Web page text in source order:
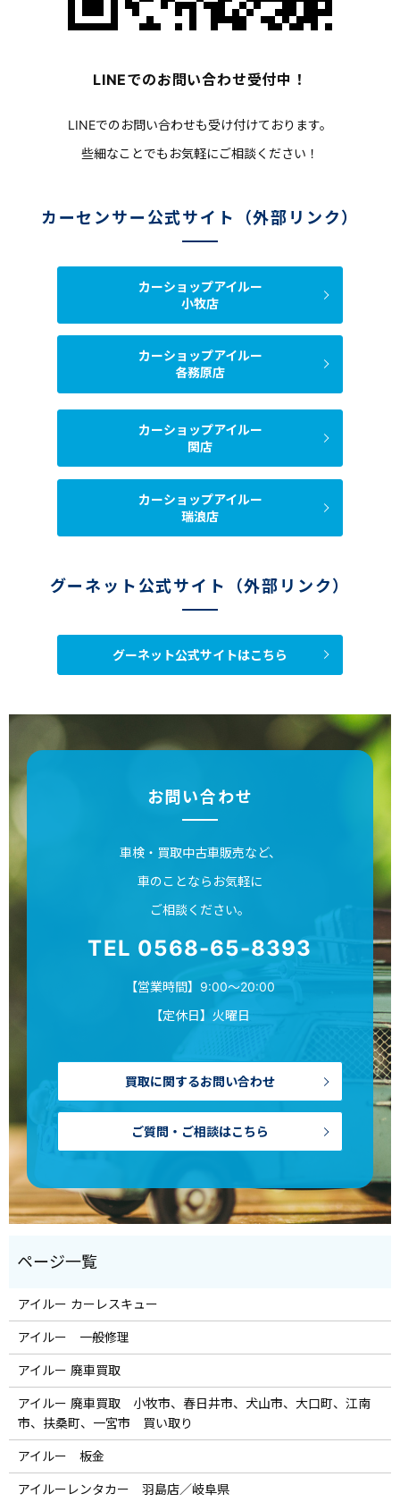
LINEでのお問い合わせ受付中！
LINEでのお問い合わせも受け付けております。
些細なことでもお気軽にご相談ください！
カーセンサー公式サイト（外部リンク）
カーショップアイルー
小牧店
カーショップアイルー
各務原店
カーショップアイルー
関店
カーショップアイルー
瑞浪店
グーネット公式サイト（外部リンク）
グーネット公式サイトはこちら
お問い合わせ
車検・買取中古車販売など、
車のことならお気軽に
ご相談ください。
TEL 0568-65-8393
【営業時間】9:00～20:00
【定休日】火曜日
買取に関するお問い合わせ
ご質問・ご相談はこちら
アイルー カーレスキュー
アイルー 一般修理
アイルー 廃車買取
アイルー 廃車買取 小牧市、春日井市、犬山市、大口町、江南
市、扶桑町、一宮市 買い取り
アイルー 板金
アイルーレンタカー 羽島店／岐阜県